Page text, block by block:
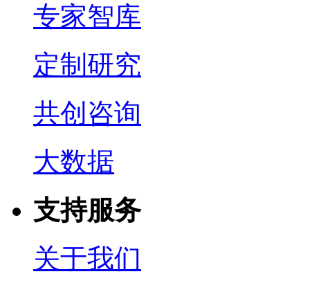
专家智库
定制研究
共创咨询
大数据
支持服务
关于我们